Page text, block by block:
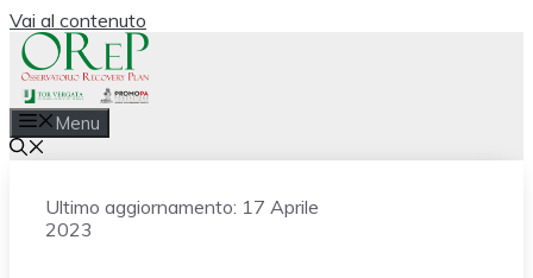
Vai al contenuto
Menu
Ultimo aggiornamento: 17 Aprile
2023